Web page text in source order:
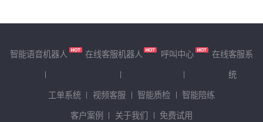
智能语音机器人 在线客服机器人 呼叫中心
在线客服系
统
工单系统
视频客服 智能质检
智能陪练
客户案例
关于我们 免费试用